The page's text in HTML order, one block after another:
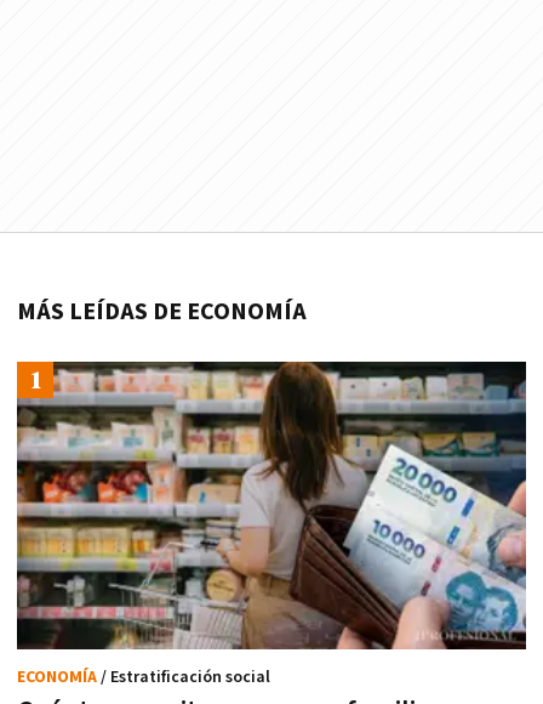
MÁS LEÍDAS DE ECONOMÍA
ECONOMÍA/ Estratificación social